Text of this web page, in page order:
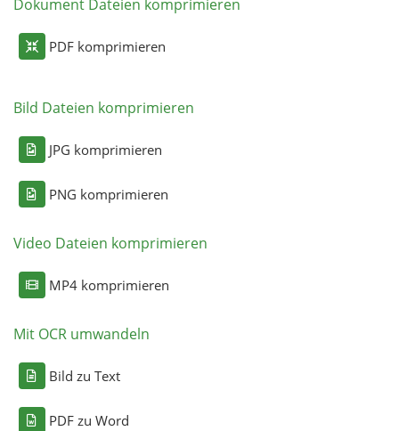
Dokument Dateien komprimieren
PDF komprimieren
Bild Dateien komprimieren
JPG komprimieren
PNG komprimieren
Video Dateien komprimieren
MP4 komprimieren
Mit OCR umwandeln
Bild zu Text
PDF zu Word